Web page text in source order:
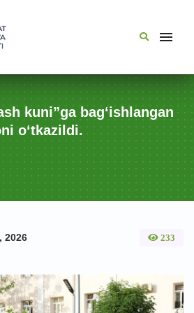
kuni”ga bag‘ishlangan
o‘tkazildi.
2026 233